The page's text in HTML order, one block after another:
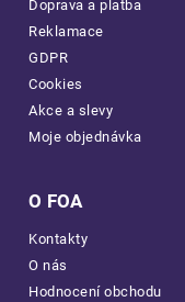
Doprava a platba
Reklamace
GDPR
Cookies
Akce a slevy
Moje objednávka
O FOA
Kontakty
O nás
Hodnocení obchodu